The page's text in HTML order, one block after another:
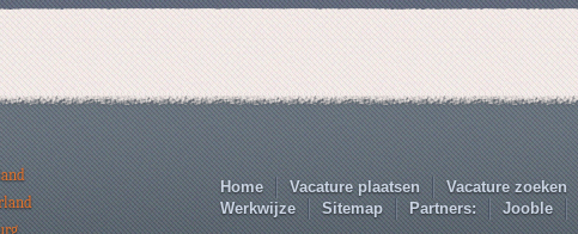
Home Vacature plaatsen Vacature zoeken
Werkwijze
Sitemap Partners: Jooble